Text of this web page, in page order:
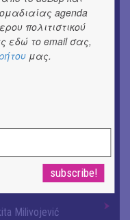
την ήττα ενός
Συνομιλώντας με
Milivojević
agenda
πολιτιστικού
εδώ το email σας,
μας.